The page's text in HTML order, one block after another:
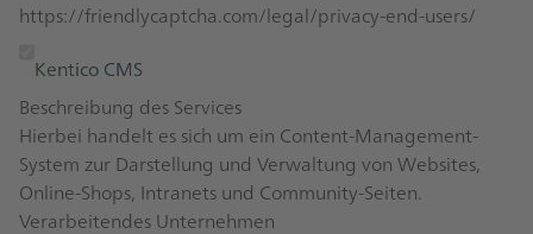
https://friendlycaptcha.com/legal/privacy-end-users/
Kentico CMS
Beschreibung des Services
Hierbei handelt es sich um ein Content-Management-
System zur Darstellung und Verwaltung von Websites,
Online-Shops, Intranets und Community-Seiten.
Verarbeitendes Unternehmen